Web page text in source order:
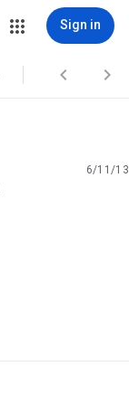
Sign in
 
6/11/13